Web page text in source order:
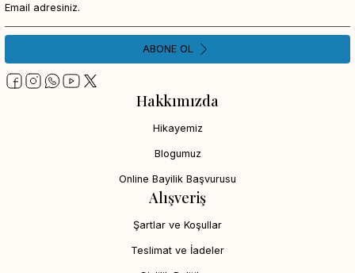
Hakkımızda
Hikayemiz
Blogumuz
Online Bayilik Başvurusu
Alışveriş
Şartlar ve Koşullar
Teslimat ve İadeler
ABONE OL